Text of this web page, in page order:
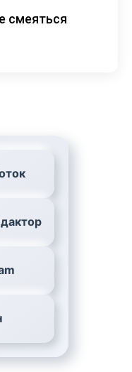
смеяться